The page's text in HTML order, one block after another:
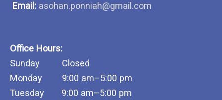
Email: asohan.ponniah@gmail.com
Office Hours:
Sunday Closed
Monday 9:00 am–5:00 pm
Tuesday 9:00 am–5:00 pm